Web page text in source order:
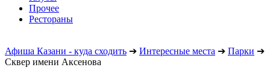
Прочее
Рестораны
Афиша Казани - куда сходить ➔ Интересные места ➔ Парки ➔
Сквер имени Аксенова